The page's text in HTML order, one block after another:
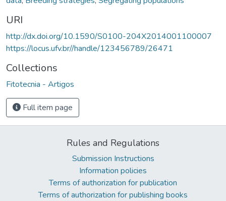
URI
http://dx.doi.org/10.1590/S0100-204X2014001100007
https://locus.ufv.br//handle/123456789/26471
Collections
Fitotecnia - Artigos
Full item page
Rules and Regulations
Submission Instructions
Information policies
Terms of authorization for publication
Terms of authorization for publishing books